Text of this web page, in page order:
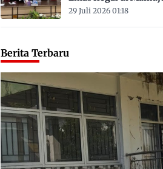
Satu ASN
29 Juli 2026 01:18
Berita Terbaru